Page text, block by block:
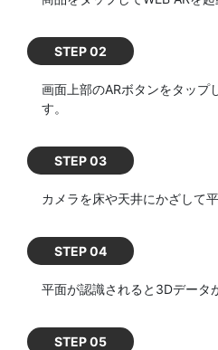
STEP 02
画面上部のARボタンをタップ
す。
STEP 03
カメラを床や天井にかざして
STEP 04
平面が認識されると3Dデータ
STEP 05